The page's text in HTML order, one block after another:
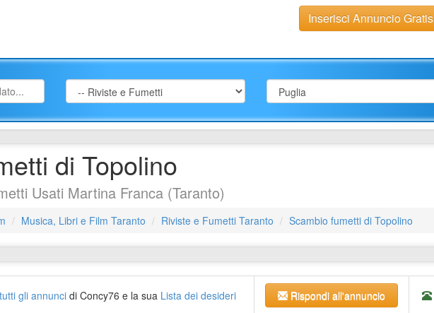
Inserisci Annuncio Gratis
di Topolino
Usati Martina Franca (Taranto)
Musica, Libri e Film Taranto Riviste e Fumetti Taranto Scambio fumetti di Topolino
tutti gli annuncidi Concy76 e la sua Lista dei desideri Rispondi all'annuncio